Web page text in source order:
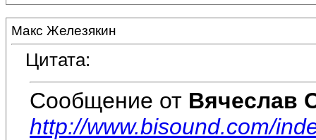
Макс Железякин
Цитата:
Сообщение от Вячеслав
http://www.bisound.com/